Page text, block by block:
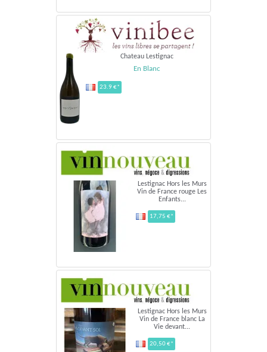
Chateau Lestignac
En Blanc
23.9 €*
Lestignac Hors les Murs
Vin de France rouge Les
Enfants...
17,75 €*
Lestignac Hors les Murs
Vin de France blanc La
Vie devant...
20,50 €*